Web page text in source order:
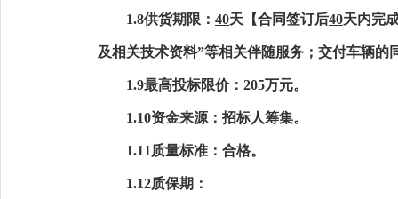
1.8供货期限： 40天【合同签订后40天内完
及相关技术资料”等相关伴随服务；交付车辆
1.9最高投标限价： 205万元。
1.10资金来源：招标人筹集。
1.11质量标准：合格。
1.12质保期：